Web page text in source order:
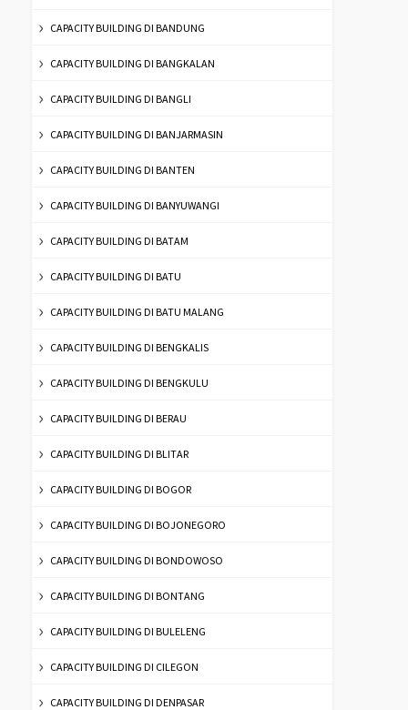
CAPACITY BUILDING DI BANDUNG
CAPACITY BUILDING DI BANGKALAN
CAPACITY BUILDING DI BANGLI
CAPACITY BUILDING DI BANJARMASIN
CAPACITY BUILDING DI BANTEN
CAPACITY BUILDING DI BANYUWANGI
CAPACITY BUILDING DI BATAM
CAPACITY BUILDING DI BATU
CAPACITY BUILDING DI BATU MALANG
CAPACITY BUILDING DI BENGKALIS
CAPACITY BUILDING DI BENGKULU
CAPACITY BUILDING DI BERAU
CAPACITY BUILDING DI BLITAR
CAPACITY BUILDING DI BOGOR
CAPACITY BUILDING DI BOJONEGORO
CAPACITY BUILDING DI BONDOWOSO
CAPACITY BUILDING DI BONTANG
CAPACITY BUILDING DI BULELENG
CAPACITY BUILDING DI CILEGON
CAPACITY BUILDING DI DENPASAR